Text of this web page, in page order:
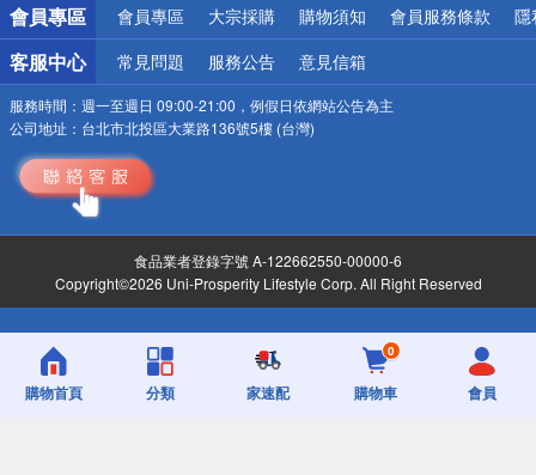
會員專區 會員專區 大宗採購 購物須知 會員服務條款 隱
客服中心 常見問題 服務公告 意見信箱
服務時間： 週一至週日 09:00-21:00，例假日依網站公告為主
公司地址： 台北市北投區大業路136號5樓 (台灣)
食品業者登錄字號 A-122662550-00000-6
Copyright©2026 Uni-Prosperity Lifestyle Corp. All Right Reserved
購物首頁 分類 家速配
0
購物車 會員